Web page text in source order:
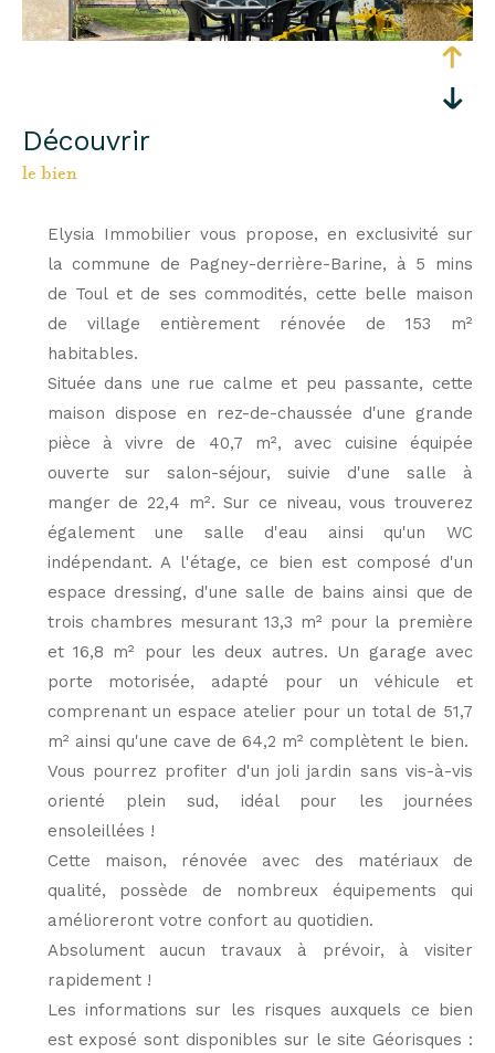
découvrir
le bien
Elysia Immobilier vous propose, en exclusivité sur
la commune de Pagney-derrière-Barine, à 5 mins
de Toul et de ses commodités, cette belle maison
de village entièrement rénovée de 153 m²
habitables.
Située dans une rue calme et peu passante, cette
maison dispose en rez-de-chaussée d'une grande
pièce à vivre de 40,7 m², avec cuisine équipée
ouverte sur salon-séjour, suivie d'une salle à
manger de 22,4 m². Sur ce niveau, vous trouverez
également une salle d'eau ainsi qu'un WC
indépendant. A l'étage, ce bien est composé d'un
espace dressing, d'une salle de bains ainsi que de
trois chambres mesurant 13,3 m² pour la première
et 16,8 m² pour les deux autres. Un garage avec
porte motorisée, adapté pour un véhicule et
comprenant un espace atelier pour un total de 51,7
m² ainsi qu'une cave de 64,2 m² complètent le bien.
Vous pourrez profiter d'un joli jardin sans vis-à-vis
orienté plein sud, idéal pour les journées
ensoleillées !
Cette maison, rénovée avec des matériaux de
qualité, possède de nombreux équipements qui
amélioreront votre confort au quotidien.
Absolument aucun travaux à prévoir, à visiter
rapidement !
Les informations sur les risques auxquels ce bien
est exposé sont disponibles sur le site Géorisques :